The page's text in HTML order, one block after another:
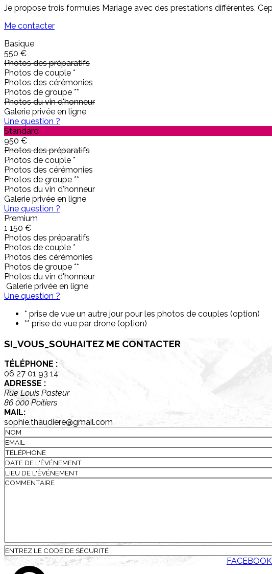
Je propose trois formules Mariage avec des prestations différentes.
Me contacter
Basique
550 €
Photos des préparatifs
Photos de couple *
Photos des cérémonies
Photos de groupe **
Photos du vin d'honneur
Galerie privée en ligne
Une question ?
Standard
950 €
Photos des préparatifs
Photos de couple *
Photos des cérémonies
Photos de groupe **
Photos du vin d'honneur
Galerie privée en ligne
Une question ?
Premium
1 150 €
Photos des préparatifs
Photos de couple *
Photos des cérémonies
Photos de groupe **
Photos du vin d'honneur
Galerie privée en ligne
Une question ?
* prise de vue un autre jour pour les photos de couples (option)
** prise de vue par drone (option)
SI_VOUS_SOUHAITEZ ME CONTACTER
TÉLÉPHONE :
06 27 01 93 14
ADRESSE :
Rue Louis Pasteur
86 000 Poitiers
MAIL:
sophie.thaudiere@gmail.com
FACEBOOK